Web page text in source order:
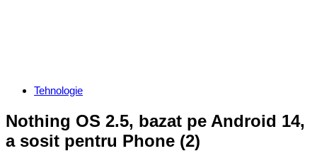
Categories
Tehnologie
Nothing OS 2.5, bazat pe Android 14,
a sosit pentru Phone (2)